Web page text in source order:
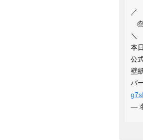
／
🎂
＼
本
公
壁
バ
—